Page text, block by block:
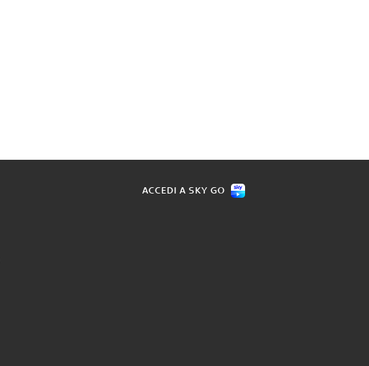
ACCEDI A SKY GO